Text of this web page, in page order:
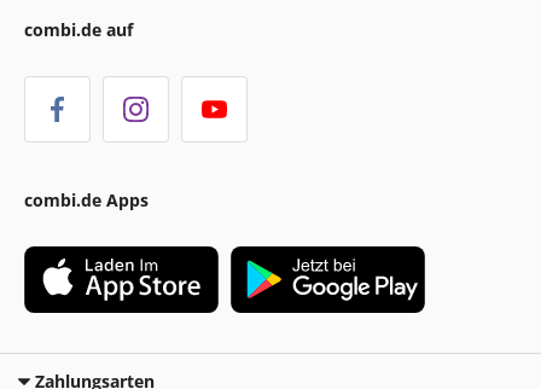
combi.de auf
combi.de Apps
Zahlungsarten